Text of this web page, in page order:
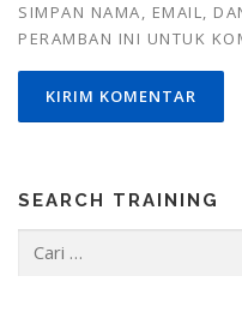
SIMPAN NAMA, EMAIL,
PERAMBAN INI UNTUK
SEARCH TRAINING
untuk: